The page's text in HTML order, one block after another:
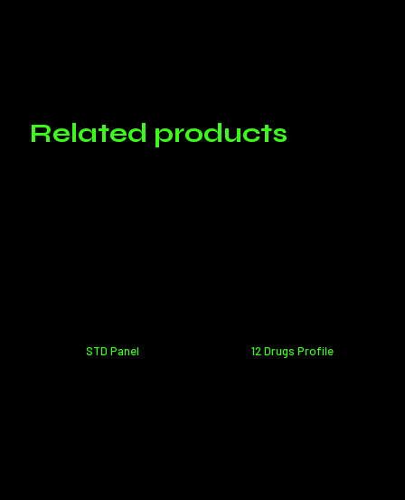
Related products
STD Panel 12 Drugs Profile